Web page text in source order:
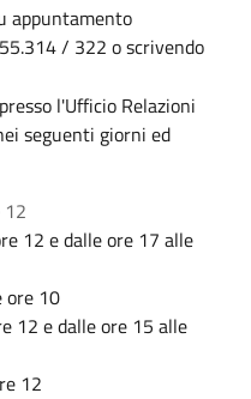
appuntamento
/ 322 o scrivendo
l'Ufficio Relazioni
seguenti giorni ed
12 e dalle ore 17 alle
ore 10
12 e dalle ore 15 alle
12